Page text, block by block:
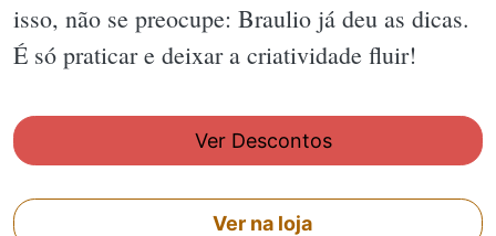
isso, não se preocupe: Braulio já deu as dicas.
É só praticar e deixar a criatividade fluir!
Ver Descontos
Ver na loja